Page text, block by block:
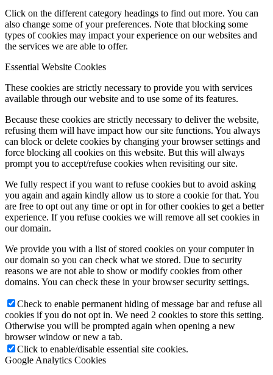
Click on the different category headings to find out more. You can
also change some of your preferences. Note that blocking some
types of cookies may impact your experience on our websites and
the services we are able to offer.
Essential Website Cookies
These cookies are strictly necessary to provide you with services
available through our website and to use some of its features.
Because these cookies are strictly necessary to deliver the website,
refusing them will have impact how our site functions. You always
can block or delete cookies by changing your browser settings and
force blocking all cookies on this website. But this will always
prompt you to accept/refuse cookies when revisiting our site.
We fully respect if you want to refuse cookies but to avoid asking
you again and again kindly allow us to store a cookie for that. You
are free to opt out any time or opt in for other cookies to get a better
experience. If you refuse cookies we will remove all set cookies in
our domain.
We provide you with a list of stored cookies on your computer in
our domain so you can check what we stored. Due to security
reasons we are not able to show or modify cookies from other
domains. You can check these in your browser security settings.
Check to enable permanent hiding of message bar and refuse all
cookies if you do not opt in. We need 2 cookies to store this setting.
Otherwise you will be prompted again when opening a new
browser window or new a tab.
Click to enable/disable essential site cookies.
Google Analytics Cookies